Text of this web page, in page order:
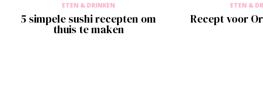
ETEN & DRINKEN
5 simpele sushi recepten om
thuis te maken
ETEN &
Recept voor